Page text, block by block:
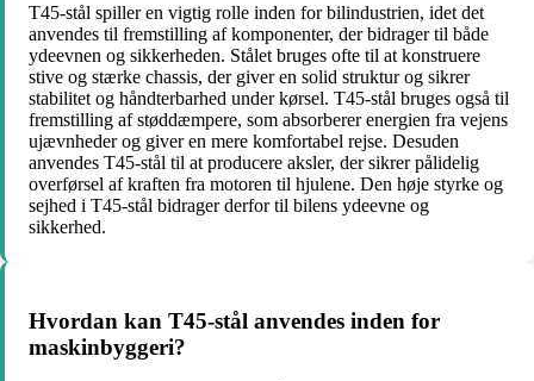
T45-stål spiller en vigtig rolle inden for bilindustrien, idet det
anvendes til fremstilling af komponenter, der bidrager til både
ydeevnen og sikkerheden. Stålet bruges ofte til at konstruere
stive og stærke chassis, der giver en solid struktur og sikrer
stabilitet og håndterbarhed under kørsel. T45-stål bruges også til
fremstilling af støddæmpere, som absorberer energien fra vejens
ujævnheder og giver en mere komfortabel rejse. Desuden
anvendes T45-stål til at producere aksler, der sikrer pålidelig
overførsel af kraften fra motoren til hjulene. Den høje styrke og
sejhed i T45-stål bidrager derfor til bilens ydeevne og
sikkerhed.
Hvordan kan T45-stål anvendes inden for
maskinbyggeri?